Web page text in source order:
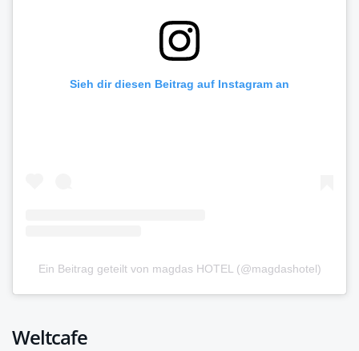
Sieh dir diesen Beitrag auf Instagram an
Ein Beitrag geteilt von magdas HOTEL (@magdashotel)
Weltcafe